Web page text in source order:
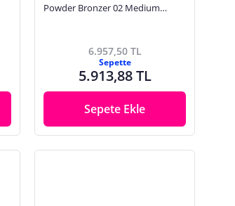
Powder Bronzer 02 Medium
6.957,50 TL
Sepette
5.913,88 TL
Sepete Ekle